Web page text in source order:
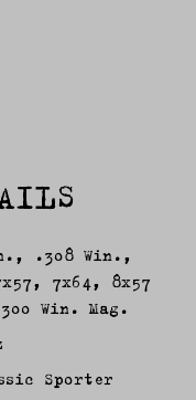
.308 Win.,
7x64, 8x57
Win. Mag.
Sporter